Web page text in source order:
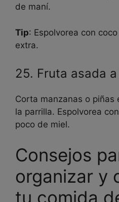
de maní.
Tip: Espolvorea con
extra.
25. Fruta asada
Corta manzanas o piñas
la parrilla. Espolvorea
poco de miel.
Consejos
organizar y
tu comida